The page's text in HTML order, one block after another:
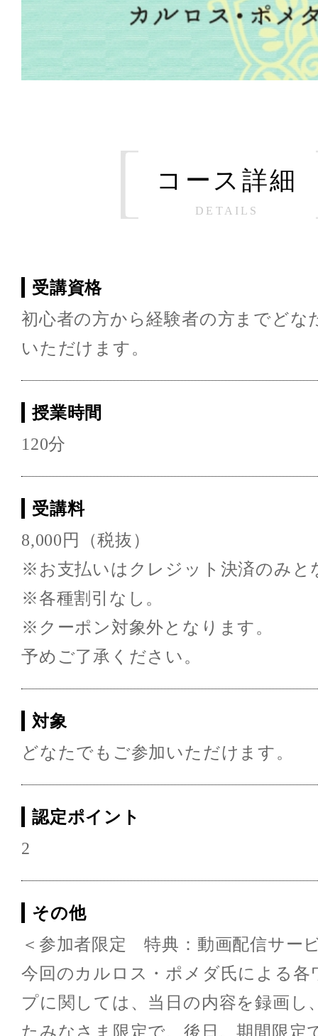
コース詳細
DETAILS
受講資格
初心者の方から経験者の方までどな
いただけます。
授業時間
120分
受講料
8,000円（税抜）
※お支払いはクレジット決済のみと
※各種割引なし。
※クーポン対象外となります。
予めご了承ください。
対象
どなたでもご参加いただけます。
認定ポイント
2
その他
＜参加者限定 特典：動画配信サー
今回のカルロス・ポメダ氏による各
プに関しては、当日の内容を録画し
たみなさま限定で、後日、期間限定